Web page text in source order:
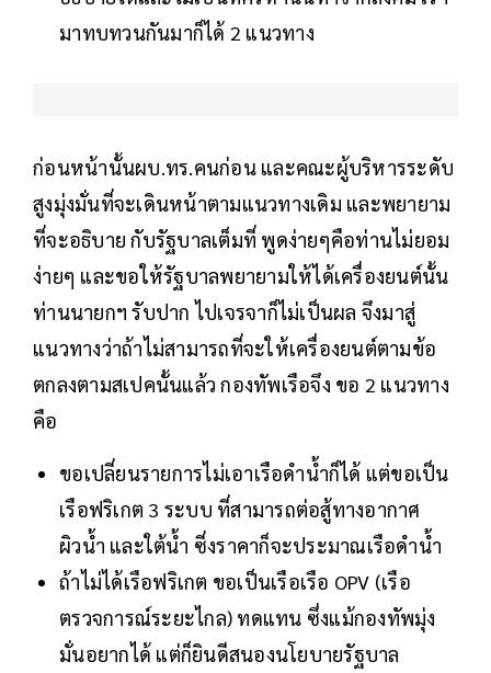
มาทบทวนกันมาก็ได้ 2 แนวทาง
ก่อนหน้านั้นผบ.ทร.คนก่อน และคณะผู้บริหารระดับ
สูงมุ่งมั่นที่จะเดินหน้าตามแนวทางเดิม และพยายาม
ที่จะอธิบาย กับรัฐบาลเต็มที่ พูดง่ายๆคือท่านไม่ยอม
ง่ายๆ และขอให้รัฐบาลพยายามให้ได้เครื่องยนต์นั้น
ท่านนายกฯ รับปาก ไปเจรจาก็ไม่เป็นผล จึงมาสู่
แนวทางว่าถ้าไม่สามารถที่จะให้เครื่องยนต์ตามข้อ
ตกลงตามสเปคนั้นแล้ว กองทัพเรือจึง ขอ 2 แนวทาง
คือ
ขอเปลี่ยนรายการไม่เอาเรือดำน้ำก็ได้ แต่ขอเป็น
เรือฟริเกต 3 ระบบ ที่สามารถต่อสู้ทางอากาศ
ผิวน้ำ และใต้น้ำ ซี่งราคาก็จะประมาณเรือดำน้ำ
ถ้าไม่ได้เรือฟริเกต ขอเป็นเรือเรือ OPV (เรือ
ตรวจการณ์ระยะไกล) ทดแทน ซึ่งแม้กองทัพมุ่ง
มั่นอยากได้ แต่ก็ยินดีสนองนโยบายรัฐบาล